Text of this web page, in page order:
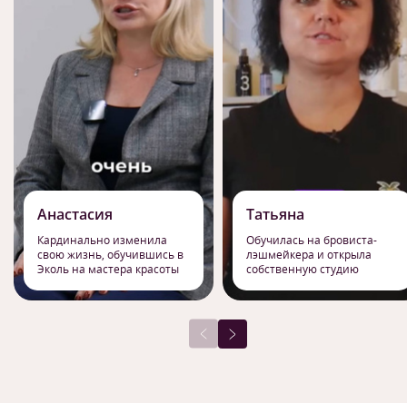
Анастасия
Кардинально изменила
свою жизнь, обучившись в
Эколь на мастера красоты
Татьяна
Обучилась на бровиста-
лэшмейкера и открыла
собственную студию